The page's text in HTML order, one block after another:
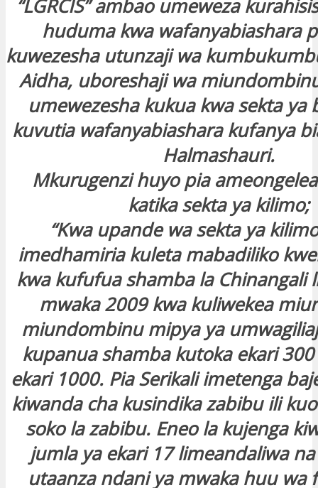
“LGRCIS” ambao umeweza
huduma kwa wafanyabiashara
kuwezesha utunzaji wa
Aidha, uboreshaji wa
umewezesha kukua kwa sekta ya
kuvutia wafanyabiashara kufanya
Halmashauri.
Mkurugenzi huyo pia
katika sekta ya kilimo;
“Kwa upande wa sekta ya
imedhamiria kuleta mabadiliko
kwa kufufua shamba la Chinangali
mwaka 2009 kwa kuliwekea
miundombinu mipya ya
kupanua shamba kutoka ekari
ekari 1000. Pia Serikali imetenga
kiwanda cha kusindika zabibu ili
soko la zabibu. Eneo la kujenga
jumla ya ekari 17 limeandaliwa
utaanza ndani ya mwaka huu wa